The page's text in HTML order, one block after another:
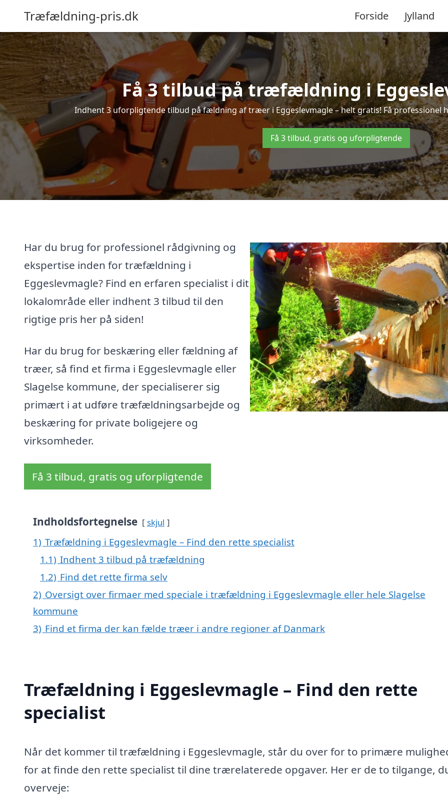
Træfældning-pris.dk Forside Jylland
Få 3 tilbud på træfældning i
Indhent 3 uforpligtende tilbud på fældning af træer i Eggeslevmagle – helt gratis! Få
Få 3 tilbud, gratis og uforpligtende
Har du brug for professionel rådgivning og
ekspertise inden for træfældning i
Eggeslevmagle? Find en erfaren specialist i dit
lokalområde eller indhent 3 tilbud til den
rigtige pris her på siden!
Har du brug for beskæring eller fældning af
træer, så find et firma i Eggeslevmagle eller
Slagelse kommune, der specialiserer sig
primært i at udføre træfældningsarbejde og
beskæring for private boligejere og
virksomheder.
Få 3 tilbud, gratis og uforpligtende
Indholdsfortegnelse skjul
1) Træfældning i Eggeslevmagle – Find den rette specialist
1.1) Indhent 3 tilbud på træfældning
1.2) Find det rette firma selv
2) Oversigt over firmaer med speciale i træfældning i Eggeslevmagle eller hele Slagelse
kommune
3) Find et firma der kan fælde træer i andre regioner af Danmark
Træfældning i Eggeslevmagle – Find den rette
specialist
Når det kommer til træfældning i Eggeslevmagle, står du over for to primære
for at finde den rette specialist til dine trærelaterede opgaver. Her er de to tilgange,
overveje: